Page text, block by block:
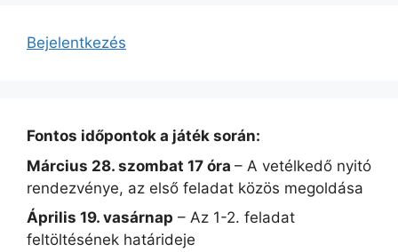
Bejelentkezés
Fontos időpontok a játék során:
Március 28. szombat 17 óra – A vetélkedő nyitó
rendezvénye, az első feladat közös megoldása
Április 19. vasárnap – Az 1-2. feladat
feltöltésének határideje